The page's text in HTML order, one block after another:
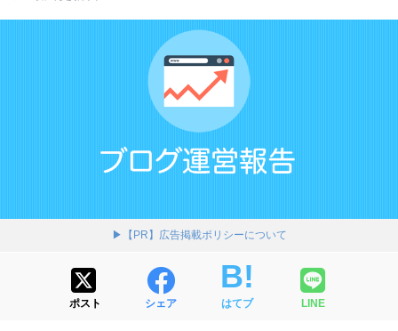
▶【PR】広告掲載ポリシーについて
ポスト シェア はてブ LINE